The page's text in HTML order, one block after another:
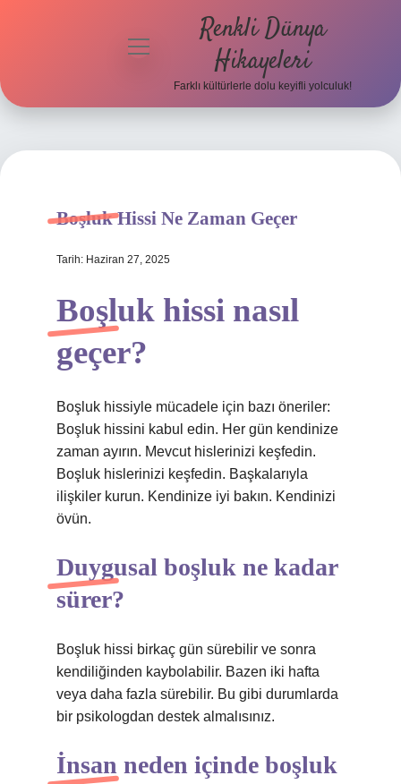
menüyü
Renkli Dünya
Hikayeleri
Farklı kültürlerle dolu keyifli yolculuk!
Boşluk Hissi Ne Zaman Geçer
Tarih: Haziran 27, 2025
Boşluk hissi nasıl
geçer?
Boşluk hissiyle mücadele için bazı öneriler:
Boşluk hissini kabul edin. Her gün kendinize
zaman ayırın. Mevcut hislerinizi keşfedin.
Boşluk hislerinizi keşfedin. Başkalarıyla
ilişkiler kurun. Kendinize iyi bakın. Kendinizi
övün.
Duygusal boşluk ne kadar
sürer?
Boşluk hissi birkaç gün sürebilir ve sonra
kendiliğinden kaybolabilir. Bazen iki hafta
veya daha fazla sürebilir. Bu gibi durumlarda
bir psikologdan destek almalısınız.
İnsan neden içinde boşluk